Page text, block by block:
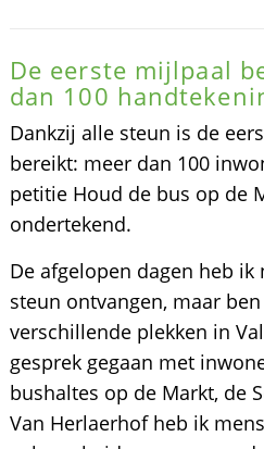
De eerste mijlpaal
dan 100
Dankzij alle steun is de
bereikt: meer dan 100
petitie Houd de bus op de
ondertekend.
De afgelopen dagen heb
steun ontvangen, maar
verschillende plekken in
gesprek gegaan met
bushaltes op de Markt, de
Van Herlaerhof heb ik